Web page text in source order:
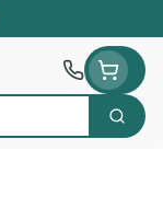
Zoek